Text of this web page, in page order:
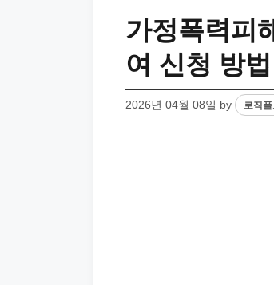
가정폭력피
여 신청 방
2026년 04월 08일 by 로직